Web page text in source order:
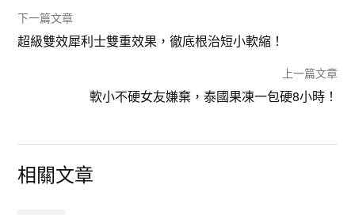
下一篇文章
超級雙效犀利士雙重效果，徹底根治短小軟縮！
上一篇文章
軟小不硬女友嫌棄，泰國果凍一包硬8小時！
相關文章